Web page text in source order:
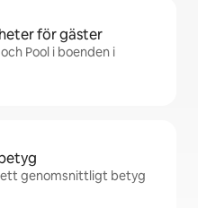
för gäster
Pool i boenden i
ett genomsnittligt betyg